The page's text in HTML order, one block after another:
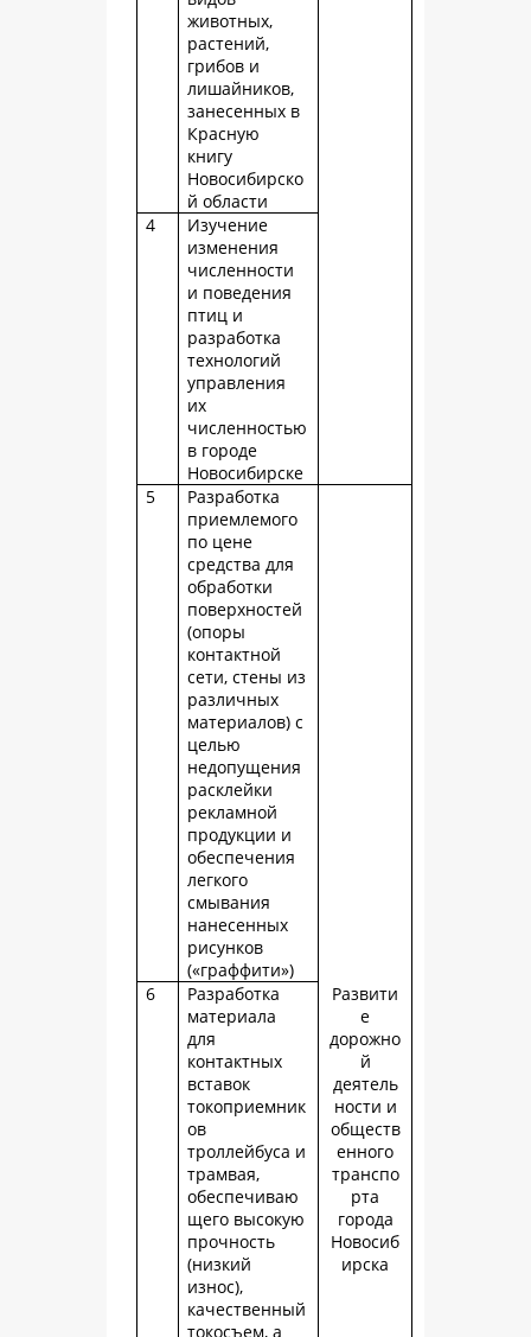
животных,
растений,
грибов и
лишайников,
занесенных в
Красную
книгу
Новосибирско
й области
4
Изучение
изменения
численности
и поведения
птиц и
разработка
технологий
управления
их
численностью
в городе
Новосибирске
5
Разработка
приемлемого
по цене
средства для
обработки
поверхностей
(опоры
контактной
сети, стены из
различных
материалов) с
целью
недопущения
расклейки
рекламной
продукции и
обеспечения
легкого
смывания
нанесенных
рисунков
(«граффити»)
Развити
е
дорожно
й
деятель
ности и
обществ
енного
транспо
рта
города
Новосиб
ирска
6
Разработка
материала
для
контактных
вставок
токоприемник
ов
троллейбуса и
трамвая,
обеспечиваю
щего высокую
прочность
(низкий
износ),
качественный
токосъем, а